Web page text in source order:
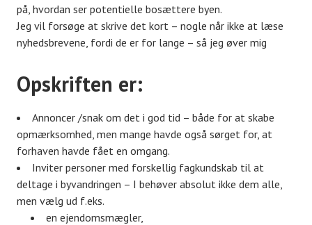
på, hvordan ser potentielle bosættere byen.
Jeg vil forsøge at skrive det kort – nogle når ikke at læse
nyhedsbrevene, fordi de er for lange – så jeg øver mig
Opskriften er:
Annoncer /snak om det i god tid – både for at skabe
opmærksomhed, men mange havde også sørget for, at
forhaven havde fået en omgang.
Inviter personer med forskellig fagkundskab til at
deltage i byvandringen – I behøver absolut ikke dem alle,
men vælg ud f.eks.
en ejendomsmægler,